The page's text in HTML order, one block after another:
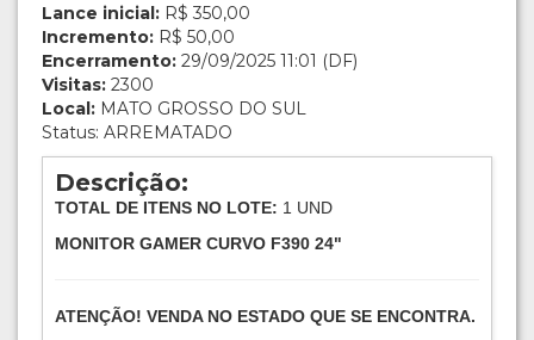
Lance inicial: R$ 350,00
Incremento: R$ 50,00
Encerramento: 29/09/2025 11:01 (DF)
Visitas: 2300
Local: MATO GROSSO DO SUL
Status: ARREMATADO
Descrição:
TOTAL DE ITENS NO LOTE: 1 UND
MONITOR GAMER CURVO F390 24"
ATENÇÃO! VENDA NO ESTADO QUE SE ENCONTRA.